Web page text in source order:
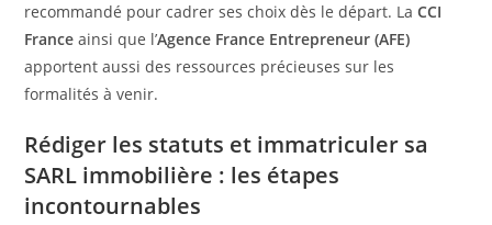
recommandé pour cadrer ses choix dès le départ. LaCCI
France ainsi que l’Agence France Entrepreneur (AFE)
apportent aussi des ressources précieuses sur les
formalités à venir.
Rédiger les statuts et immatriculer sa
SARL immobilière : les étapes
incontournables